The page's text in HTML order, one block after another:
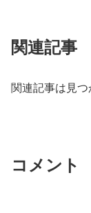
関連記事
関連記事は見つ
コメント